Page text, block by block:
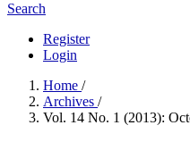
Search
Register
Login
Home /
Archives /
Vol. 14 No. 1 (2013):